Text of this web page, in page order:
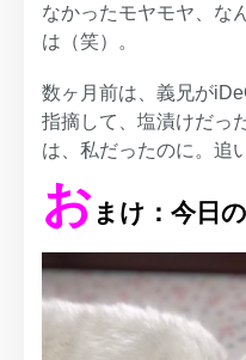
なかったモヤモヤ、な
は（笑）。
数ヶ月前は、義兄が
指摘して、塩漬けだっ
は、私だったのに。追
お まけ：今日